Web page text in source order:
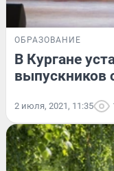
ОБРАЗОВАНИЕ
В Кургане
выпускников
2 июля, 2021, 11:35